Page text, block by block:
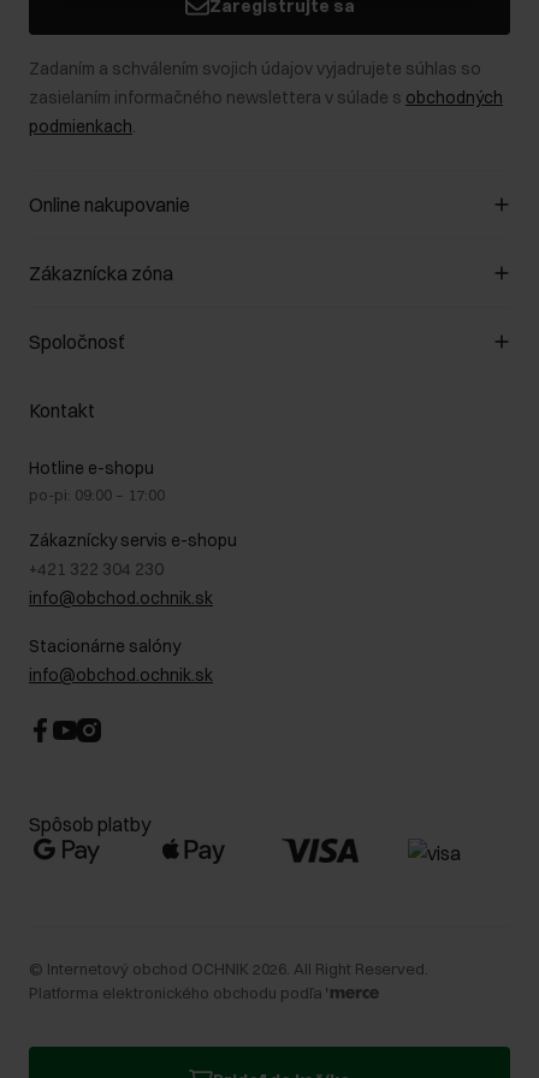
Zaregistrujte sa
Zadaním a schválením svojich údajov vyjadrujete súhlas so
zasielaním informačného newslettera v súlade s obchodných
podmienkach.
Online nakupovanie
Spravovať súbory cookie
Spôsob platby
Vrátenie
Zákaznícka zóna
Zákazníky klub
Pravidlá propagácie
Starostlivosť o kožu
Bezpečné nakupovanie
Blog
Najčastejšie kladené otázky (FAQ)
Spoločnosť
O nás
GDPR - Zásady ochrany osobných údajov
Právne informácie
Kontakt
Hotline e-shopu
po-pi: 09:00 – 17:00
Zákaznícky servis e-shopu
+421 322 304 230
info@obchod.ochnik.sk
Stacionárne salóny
info@obchod.ochnik.sk
Spôsob platby
© Internetový obchod OCHNIK 2026 . All Right Reserved.
Platforma elektronického obchodu podľa